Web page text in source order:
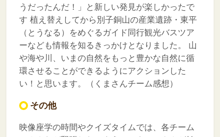
うだったんだ！」と新しい発見が楽しかったで
す 植え替えしてから別子銅山の産業遺跡・東平
（とうなる）をめぐるガイド同行観光バスツア
ーなども情報を知るきっかけとなりました。
山
や海や川、いまの自然をもっと豊かな自然に循
環させることができるようにアクションした
い！と思います。（くまさんチーム感想）
その他
映像座学の時間やクイズタイムでは、各チーム